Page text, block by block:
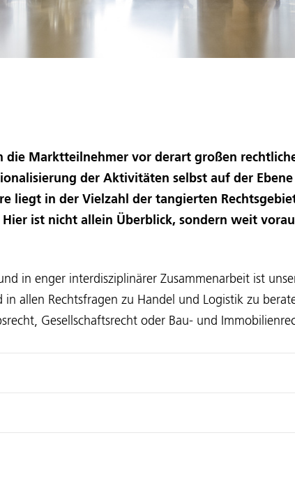
die Marktteilnehmer vor derart großen
der Aktivitäten selbst auf der
liegt in der Vielzahl der tangierten
ist nicht allein Überblick, sondern weit
in enger interdisziplinärer Zusammenarbeit ist
allen Rechtsfragen zu Handel und Logistik zu
Gesellschaftsrecht oder Bau- und